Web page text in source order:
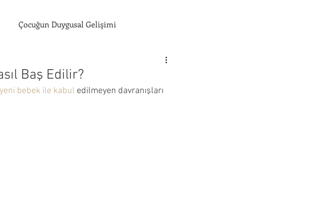
Çocuğun Duygusal Gelişimi
Oyun Oynayabilirim?
Baş Edilir?
bebek ile kabul edilmeyen davranışları